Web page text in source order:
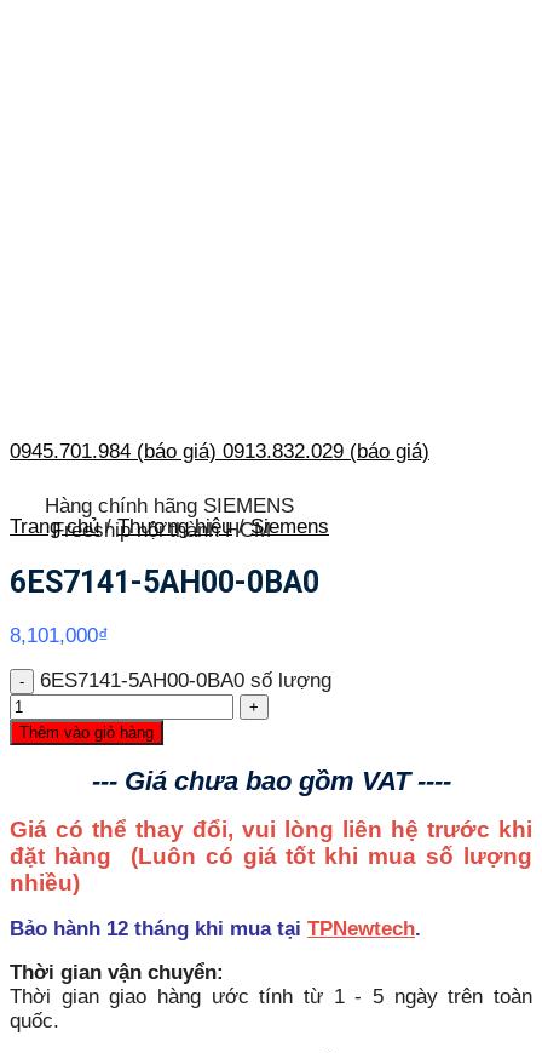
0945.701.984 (báo giá) 0913.832.029 (báo giá)
Hàng chính hãng SIEMENS
Freeship nội thành HCM
Trang chủ / Thương hiệu / Siemens
6ES7141-5AH00-0BA0
8,101,000₫
6ES7141-5AH00-0BA0 số lượng
Thêm vào giỏ hàng
--- Giá chưa bao gồm VAT ----
Giá có thể thay đổi, vui lòng liên hệ trước khi
đặt hàng (Luôn có giá tốt khi mua số lượng
nhiều)
Bảo hành 12 tháng khi mua tại TPNewtech.
Thời gian vận chuyển:
Thời gian giao hàng ước tính từ 1 - 5 ngày trên toàn
quốc.